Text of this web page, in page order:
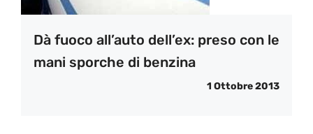
Dà fuoco all’auto dell’ex: preso con le
mani sporche di benzina
1 Ottobre 2013